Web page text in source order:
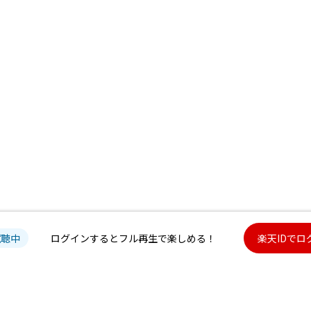
中 ログインするとフル再生で楽しめる！ 楽天IDでロ